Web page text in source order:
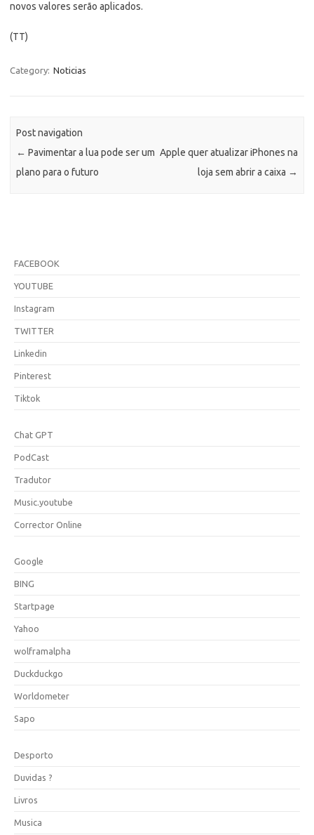
novos valores serão aplicados.
(TT)
Category: Noticias
Post navigation
← Pavimentar a lua pode ser um
plano para o futuro
Apple quer atualizar iPhones na
loja sem abrir a caixa →
FACEBOOK
YOUTUBE
Instagram
TWITTER
Linkedin
Pinterest
Tiktok
Chat GPT
PodCast
Tradutor
Music.youtube
Corrector Online
Google
BING
Startpage
Yahoo
wolframalpha
Duckduckgo
Worldometer
Sapo
Desporto
Duvidas ?
Livros
Musica